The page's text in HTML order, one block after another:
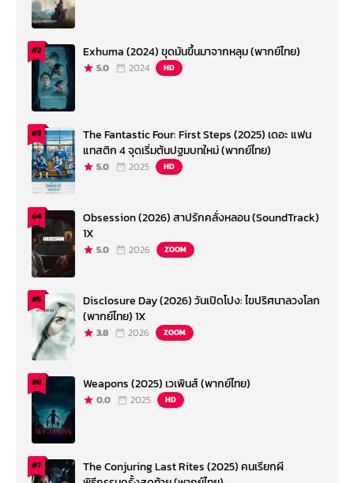
#2 Exhuma (2024) ขุดมันขึ้นมาจากหลุม (พากย์ไทย)
5.0 2024 HD
#3
The Fantastic Four: First Steps (2025) เดอะ แฟน
แทสติก 4 จุดเริ่มต้นปฐมบทใหม่ (พากย์ไทย)
5.0 2025 HD
#4
Obsession (2026) สาปรักคลั่งหลอน (SoundTrack)
1X
5.0 2026 ZOOM
#5
Disclosure Day (2026) วันเปิดโปง: ไขปริศนาลวงโลก
(พากย์ไทย) 1X
3.8 2026 ZOOM
#6 Weapons (2025) เวเพินส์ (พากย์ไทย)
0.0 2025 HD
#7
The Conjuring Last Rites (2025) คนเรียกผี